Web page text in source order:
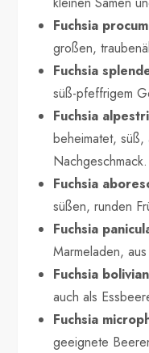
Fuchsia
großen,
Fuchsia
süß-pfeffrigem
Fuchsia
beheimatet, süß,
Nachgeschmack.
Fuchsia
süßen, runden
Fuchsia
Marmeladen,
Fuchsia
auch als
Fuchsia
geeignete